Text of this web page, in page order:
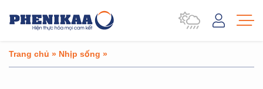
Trang chủ » Nhịp sống »